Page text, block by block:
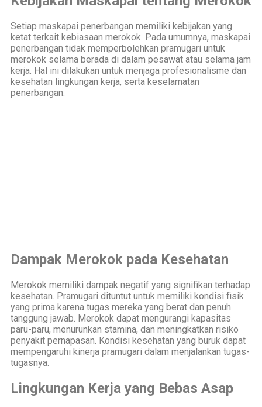
Setiap maskapai penerbangan memiliki kebijakan yang
ketat terkait kebiasaan merokok. Pada umumnya, maskapai
penerbangan tidak memperbolehkan pramugari untuk
merokok selama berada di dalam pesawat atau selama jam
kerja. Hal ini dilakukan untuk menjaga profesionalisme dan
kesehatan lingkungan kerja, serta keselamatan
penerbangan.
Dampak Merokok pada Kesehatan
Merokok memiliki dampak negatif yang signifikan terhadap
kesehatan. Pramugari dituntut untuk memiliki kondisi fisik
yang prima karena tugas mereka yang berat dan penuh
tanggung jawab. Merokok dapat mengurangi kapasitas
paru-paru, menurunkan stamina, dan meningkatkan risiko
penyakit pernapasan. Kondisi kesehatan yang buruk dapat
mempengaruhi kinerja pramugari dalam menjalankan tugas-
tugasnya.
Lingkungan Kerja yang Bebas Asap